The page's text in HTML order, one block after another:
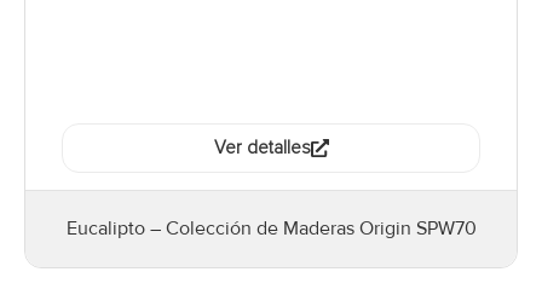
Ver detalles
Eucalipto – Colección de Maderas Origin SPW70